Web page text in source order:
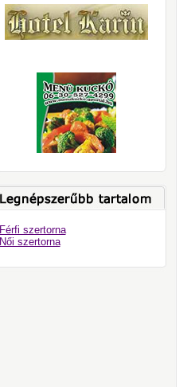
Férfi szertorna
Női szertorna